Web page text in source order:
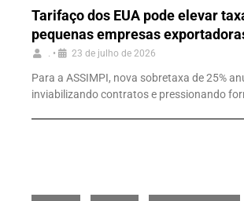
Tarifaço dos EUA pode elevar
pequenas empresas
• 23 de julho de 2026
Para a ASSIMPI, nova sobretaxa de 25%
inviabilizando contratos e pressionando